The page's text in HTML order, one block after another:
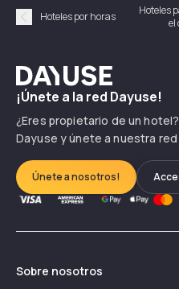
Précédent
Hoteles por horas
Hoteles
el
Dayuse
¡Únete a la red Dayuse!
¿Eres propietario de un
Dayuse y únete a nuestra
Únete a nosotros!
Sobre nosotros